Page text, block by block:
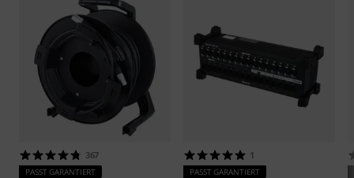
367
PASST GARANTIERT
1
PASST GARANTIERT